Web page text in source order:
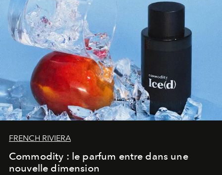
FRENCH RIVIERA
Commodity : le parfum entre dans une
nouvelle dimension